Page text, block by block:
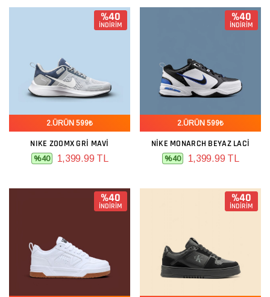
%40
İNDİRİM
2.ÜRÜN 599₺
NIKE ZOOMX GRI MAVI
%40 1,399.99 TL
%40
İNDİRİM
2.ÜRÜN 599₺
NIKE MONARCH BEYAZ LACI
%40 1,399.99 TL
%40
İNDİRİM
%40
İNDİRİM